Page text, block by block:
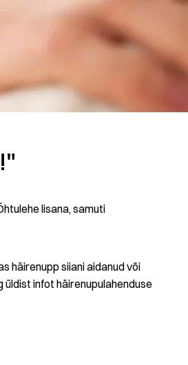
lisana, samuti
häirenupp siiani aidanud või
infot häirenupulahenduse